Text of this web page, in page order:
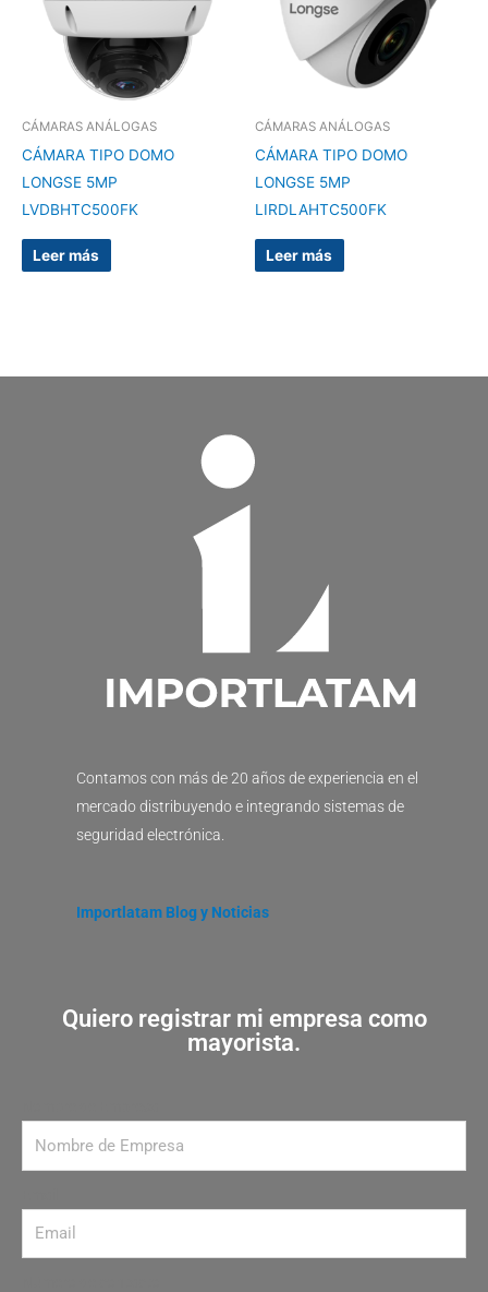
CÁMARAS ANÁLOGAS
CÁMARA TIPO DOMO
LONGSE 5MP
LVDBHTC500FK
Leer más
CÁMARAS ANÁLOGAS
CÁMARA TIPO DOMO
LONGSE 5MP
LIRDLAHTC500FK
Leer más
Contamos con más de 20 años de experiencia en el
mercado distribuyendo e integrando sistemas de
seguridad electrónica.
Importlatam Blog y Noticias
Quiero registrar mi empresa como
mayorista.